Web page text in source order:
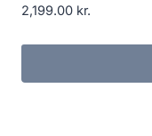
2,199.00 kr.